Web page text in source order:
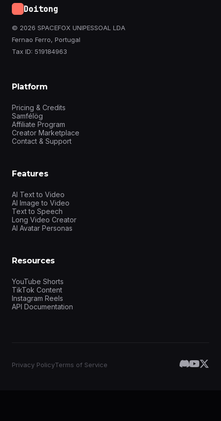
Doitong
© 2026 SPACEFOX UNIPESSOAL LDA
Fernao Ferro, Portugal
Tax ID: 519184963
Platform
Pricing & Credits
Samfélög
Affiliate Program
Creator Marketplace
Contact & Support
Features
AI Text to Video
AI Image to Video
Text to Speech
Long Video Creator
AI Avatar Personas
Resources
YouTube Shorts
TikTok Content
Instagram Reels
API Documentation
Privacy PolicyTerms of Service